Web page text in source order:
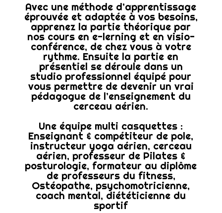
Avec une méthode d’apprentissage
éprouvée et adaptée à vos besoins,
apprenez la partie théorique par
nos cours en e-lerning et en visio-
conférence, de chez vous à votre
rythme. Ensuite la partie en
présentiel se déroule dans un
studio professionnel équipé pour
vous permettre de devenir un vrai
pédagogue de l’enseignement du
cerceau aérien.
Une équipe multi casquettes :
Enseignant & compétiteur de pole,
instructeur yoga aérien, cerceau
aérien, professeur de Pilates &
posturologie, formateur au diplôme
de professeurs du fitness,
Ostéopathe, psychomotricienne,
coach mental, diététicienne du
sportif